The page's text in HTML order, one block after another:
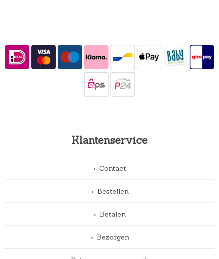
Klantenservice
Contact
Bestellen
Betalen
Bezorgen